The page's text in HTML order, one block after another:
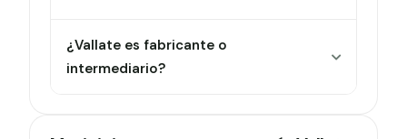
¿Vallate es fabricante o
intermediario?